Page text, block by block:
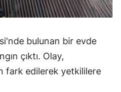
bulunan bir evde
çıktı. Olay,
fark edilerek yetkililere